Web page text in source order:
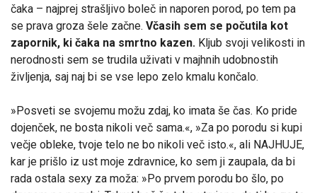
čaka – najprej strašljivo boleč in naporen porod, po tem pa
se prava groza šele začne. Včasih sem se počutila kot
zapornik, ki čaka na smrtno kazen. Kljub svoji velikosti in
nerodnosti sem se trudila uživati v majhnih udobnostih
življenja, saj naj bi se vse lepo zelo kmalu končalo.
»Posveti se svojemu možu zdaj, ko imata še čas. Ko pride
dojenček, ne bosta nikoli več sama.«, »Za po porodu si kupi
večje obleke, tvoje telo ne bo nikoli več isto.«, ali NAJHUJE,
kar je prišlo iz ust moje zdravnice, ko sem ji zaupala, da bi
rada ostala sexy za moža: »Po prvem porodu bo šlo, po